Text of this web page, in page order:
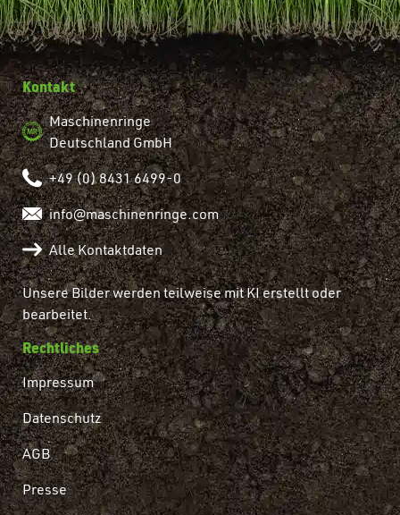
Kontakt
Maschinenringe
Deutschland GmbH
+49 (0) 8431 6499-0
info@maschinenringe.com
Alle Kontaktdaten
Unsere Bilder werden teilweise mit KI erstellt oder
bearbeitet.
Rechtliches
Impressum
Datenschutz
AGB
Presse